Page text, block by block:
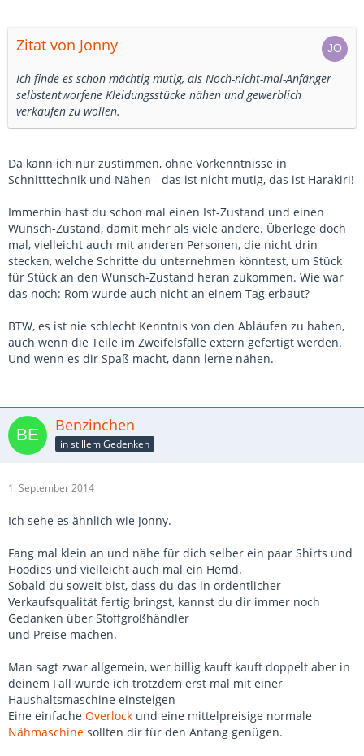
Zitat von Jonny
Ich finde es schon mächtig mutig, als Noch-nicht-mal-Anfänger
selbstentworfene Kleidungsstücke nähen und gewerblich
verkaufen zu wollen.
Da kann ich nur zustimmen, ohne Vorkenntnisse in
Schnitttechnik und Nähen - das ist nicht mutig, das ist Harakiri!
Immerhin hast du schon mal einen Ist-Zustand und einen
Wunsch-Zustand, damit mehr als viele andere. Überlege doch
mal, vielleicht auch mit anderen Personen, die nicht drin
stecken, welche Schritte du unternehmen könntest, um Stück
für Stück an den Wunsch-Zustand heran zukommen. Wie war
das noch: Rom wurde auch nicht an einem Tag erbaut?
BTW, es ist nie schlecht Kenntnis von den Abläufen zu haben,
auch wenn die Teile im Zweifelsfalle extern gefertigt werden.
Und wenn es dir Spaß macht, dann lerne nähen.
Benzinchen
in stillem Gedenken
1. September 2014
Ich sehe es ähnlich wie Jonny.
Fang mal klein an und nähe für dich selber ein paar Shirts und
Hoodies und vielleicht auch mal ein Hemd.
Sobald du soweit bist, dass du das in ordentlicher
Verkaufsqualität fertig bringst, kannst du dir immer noch
Gedanken über Stoffgroßhändler
und Preise machen.
Man sagt zwar allgemein, wer billig kauft kauft doppelt aber in
deinem Fall würde ich trotzdem erst mal mit einer
Haushaltsmaschine einsteigen
Eine einfache Overlock und eine mittelpreisige normale
Nähmaschine sollten dir für den Anfang genügen.